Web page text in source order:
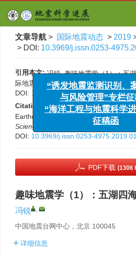
文章导航 > 国际地震动态 > 2019
> DOI: 10.3969/j.issn.0253-
引用本文:冯锐. 趣味地震学（1）：五
际地震动态, 2019, (1): 31-38.
DOI: 10.3969/j.issn.0253-
Citation:
Rui Feng. Interesting
Earthquake cultures in the World[J].
Sciences
, 2019, (1): 31-38.
DOI: 10.3969/j.issn.0253-
PDF下载 (1306
趣味地震学（1）：五湖四
冯锐 ,
中国地震台网中心，北京 100045
详细信息
“诱发地震监测识别、
与风险管理”专栏
“海洋工程与地震科学
征稿函